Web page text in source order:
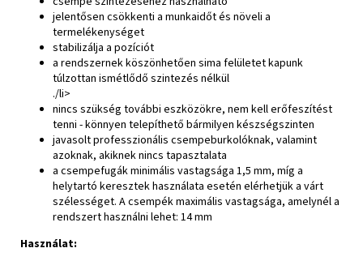
jelentősen csökkenti a munkaidőt és növeli a
termelékenységet
stabilizálja a pozíciót
a rendszernek köszönhetően sima felületet kapunk
túlzottan ismétlődő szintezés nélkül
./li>
nincs szükség további eszközökre, nem kell erőfeszítést
tenni - könnyen telepíthető bármilyen készségszinten
javasolt professzionális csempeburkolóknak, valamint
azoknak, akiknek nincs tapasztalata
a csempefugák minimális vastagsága 1,5 mm, míg a
helytartó keresztek használata esetén elérhetjük a várt
szélességet. A csempék maximális vastagsága, amelynél a
rendszert használni lehet: 14 mm
Használat: